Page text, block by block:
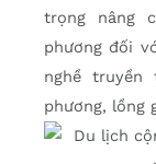
trọng nâng
phương đối
nghề truyền
phương, lồng